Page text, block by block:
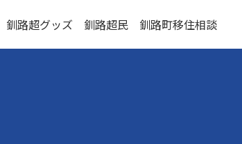
釧路超グッズ 釧路超民 釧路町移住相談